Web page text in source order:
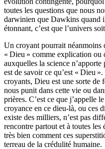
toutes les questions que nous
darwinien que Dawkins quand
étonnant, c’est que l’univers
Un croyant pourrait néanmoins
« Dieu » comme explication ou
auxquelles la science
est de savoir ce qu’est « Dieu
croyants, Dieu est une sorte de
nous punit dans cette vie ou
prières. C’est ce que j’appelle
croyance en ce dieu-là, ou ces
existe des milliers, n’est pas
rencontre partout et à toutes
très bien comment ces
terreau de la crédulité humaine.